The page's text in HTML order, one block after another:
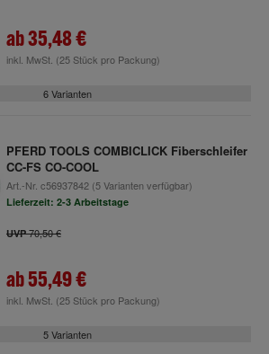
ab35,48 €
inkl. MwSt. (25 Stück pro Packung)
6 Varianten
PFERD TOOLS COMBICLICK Fiberschleifer
CC-FS CO-COOL
Art.-Nr. c56937842(5 Varianten verfügbar)
Lieferzeit: 2-3 Arbeitstage
UVP70,50 €
ab55,49 €
inkl. MwSt. (25 Stück pro Packung)
5 Varianten